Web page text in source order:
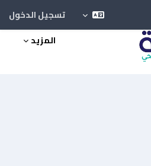
تسجيل الدخول
المزيد